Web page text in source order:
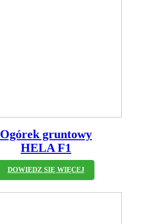
Ogórek gruntowy
HELA F1
DOWIEDZ SIĘ WIĘCEJ